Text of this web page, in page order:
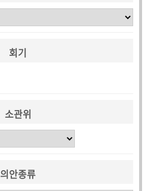
회기
소관위
의안종류